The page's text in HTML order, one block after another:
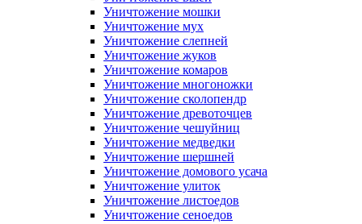
Уничтожение мошки
Уничтожение мух
Уничтожение слепней
Уничтожение жуков
Уничтожение комаров
Уничтожение многоножки
Уничтожение сколопендр
Уничтожение древоточцев
Уничтожение чешуйниц
Уничтожение медведки
Уничтожение шершней
Уничтожение домового усача
Уничтожение улиток
Уничтожение листоедов
Уничтожение сеноедов